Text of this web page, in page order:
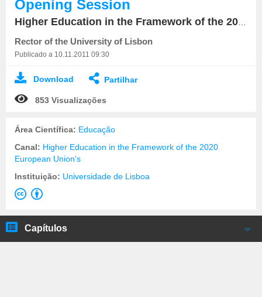
Opening Session
Higher Education in the Framework of the 2020 European Union's
Rector of the University of Lisbon
Publicado a 10.11.2011 09:30
Download Partilhar
853 Visualizações
Área Científica: Educação
Canal: Higher Education in the Framework of the 2020
European Union's
Instituição: Universidade de Lisboa
Capítulos